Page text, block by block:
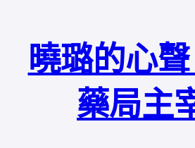
曉璐的心
藥局主